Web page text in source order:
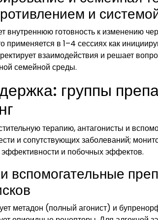
и
внутреннюю готовность к изменению
применяется в 1–4 сессиях как
взаимодействия и решает
семейной среды.
группы
терапию, антагонисты и
и сопутствующих заболеваний;
и побочных эффектов.
вспомогательные
метадон (полный агонист) и